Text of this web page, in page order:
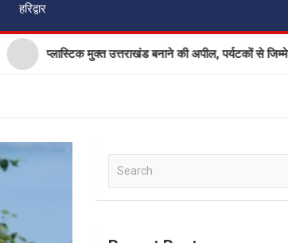
हरिद्वार
मुक्त उत्तराखंड बनाने की अपील, पर्यटकों से जिम्मेदारी निभाने
a